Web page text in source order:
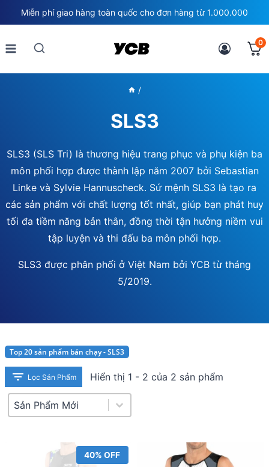
to
content
Miễn phí giao hàng toàn quốc cho đơn hàng từ 1.000.000
0
/
SLS3
SLS3 (SLS Tri) là thương hiệu trang phục và phụ kiện ba
môn phối hợp được thành lập năm 2007 bởi Sebastian
Linke và Sylvie Hannuscheck. Sứ mệnh SLS3 là tạo ra
các sản phẩm với chất lượng tốt nhất, giúp bạn phát huy
tối đa tiềm năng bản thân, đồng thời tận hưởng niềm vui
tập luyện và thi đấu ba môn phối hợp.
SLS3 được phân phối ở Việt Nam bởi YCB từ tháng
5/2019.
Top 20 sản phẩm bán chạy - SLS3
Lọc Sản Phẩm Hiển thị 1 - 2 của 2 sản phẩm
Product Sort
Sort content
40% OFF